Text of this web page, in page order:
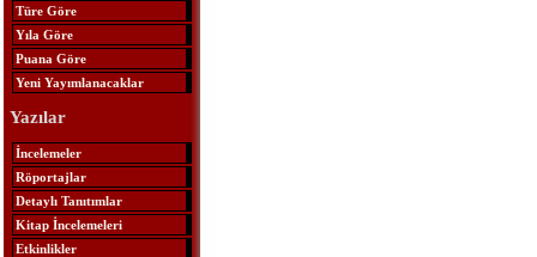
Türe Göre
Yıla Göre
Puana Göre
Yeni Yayımlanacaklar
Yazılar
İncelemeler
Röportajlar
Detaylı Tanıtımlar
Kitap İncelemeleri
Etkinlikler